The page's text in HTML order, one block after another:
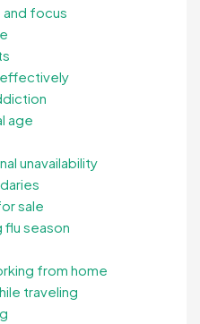
focus
age
unavailability
sale
flu season
from home
traveling